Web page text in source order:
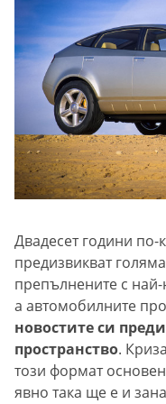
Двадесет години по-
предизвикват
препълнените с
а автомобилните
новостите си
пространство.
този формат
явно така ще е и